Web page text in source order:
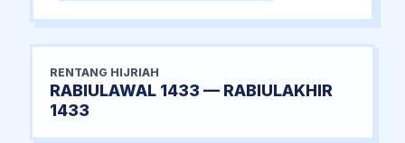
RENTANG HIJRIAH
RABIULAWAL 1433 — RABIULAKHIR
1433